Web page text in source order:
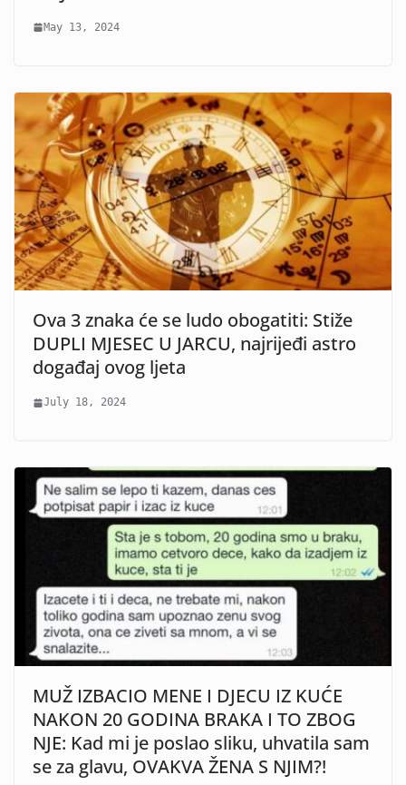
May 13, 2024
Ova 3 znaka će se ludo obogatiti: Stiže
DUPLI MJESEC U JARCU, najrijeđi astro
događaj ovog ljeta
July 18, 2024
MUŽ IZBACIO MENE I DJECU IZ KUĆE
NAKON 20 GODINA BRAKA I TO ZBOG
NJE: Kad mi je poslao sliku, uhvatila sam
se za glavu, OVAKVA ŽENA S NJIM?!